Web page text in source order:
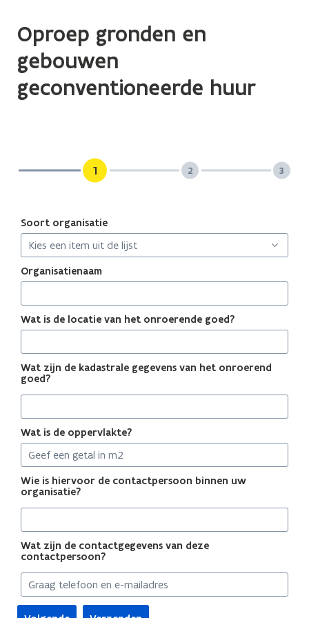
Oproep gronden en
gebouwen
geconventioneerde huur
Soort organisatie
Kies een item uit de lijst
Organisatienaam
Wat is de locatie van het onroerende goed?
Wat zijn de kadastrale gegevens van het onroerend
goed?
Wat is de oppervlakte?
Wie is hiervoor de contactpersoon binnen uw
organisatie?
Wat zijn de contactgegevens van deze
contactpersoon?